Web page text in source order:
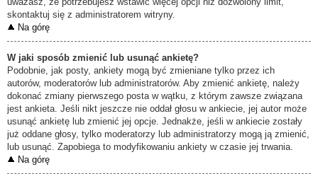
skontaktuj się z administratorem witryny.
Na górę
W jaki sposób zmienić lub usunąć ankietę?
Podobnie, jak posty, ankiety mogą być zmieniane tylko przez ich
autorów, moderatorów lub administratorów. Aby zmienić ankietę, należy
dokonać zmiany pierwszego posta w wątku, z którym zawsze związana
jest ankieta. Jeśli nikt jeszcze nie oddał głosu w ankiecie, jej autor może
usunąć ankietę lub zmienić jej opcje. Jednakże, jeśli w ankiecie zostały
już oddane głosy, tylko moderatorzy lub administratorzy mogą ją zmienić,
lub usunąć. Zapobiega to modyfikowaniu ankiety w czasie jej trwania.
Na górę